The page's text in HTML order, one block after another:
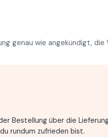
genau wie angekündigt, die
Bestellung über die
rundum zufrieden bist.